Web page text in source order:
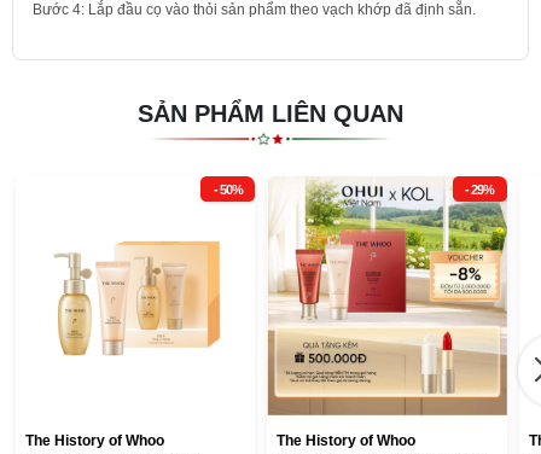
Bước 4: Lắp đầu cọ vào thỏi sản phẩm theo vạch khớp đã định sẵn.
SẢN PHẨM LIÊN QUAN
- 50%
The History of Whoo
- 29%
The History of Whoo